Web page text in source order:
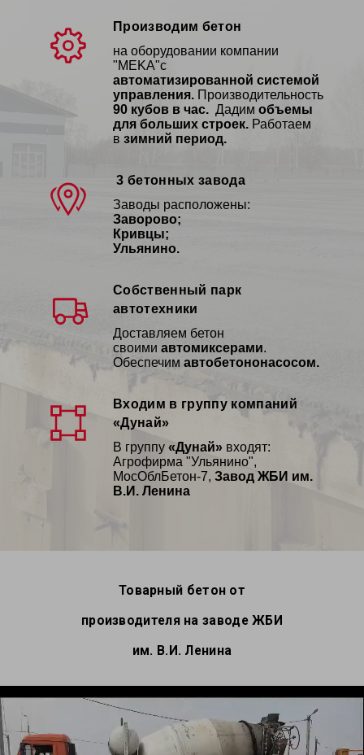
Производим бетон
на оборудовании компании
"MEKA"с
автоматизированной системой
управления. Производительность
90 кубов в час. Дадим объемы
для больших строек. Работаем
в зимний период.
3 бетонных завода
Заводы расположены:
Заворово;
Кривцы;
Ульянино.
Собственный парк
автотехники
Доставляем бетон
своими автомиксерами.
Обеспечим автобетононасосом.
Входим в группу компаний
«Дунай»
В группу «Дунай» входят:
Агрофирма "Ульянино",
МосОблБетон-7, Завод ЖБИ им.
В.И. Ленина
Товарный бетон от
производителя на заводе ЖБИ
им. В.И. Ленина